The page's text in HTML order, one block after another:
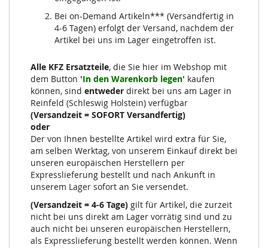
Bei on-Demand Artikeln*** (Versandfertig in
4-6 Tagen) erfolgt der Versand, nachdem der
Artikel bei uns im Lager eingetroffen ist.
Alle KFZ Ersatzteile, die Sie hier im Webshop mit
dem Button 'In den Warenkorb legen' kaufen
können, sind entweder direkt bei uns am Lager in
Reinfeld (Schleswig Holstein) verfügbar
(Versandzeit = SOFORT Versandfertig)
oder
Der von Ihnen bestellte Artikel wird extra für Sie,
am selben Werktag, von unserem Einkauf direkt bei
unseren europäischen Herstellern per
Expresslieferung bestellt und nach Ankunft in
unserem Lager sofort an Sie versendet.
(Versandzeit = 4-6 Tage) gilt für Artikel, die zurzeit
nicht bei uns direkt am Lager vorrätig sind und zu
auch nicht bei unseren europäischen Herstellern,
als Expresslieferung bestellt werden können. Wenn